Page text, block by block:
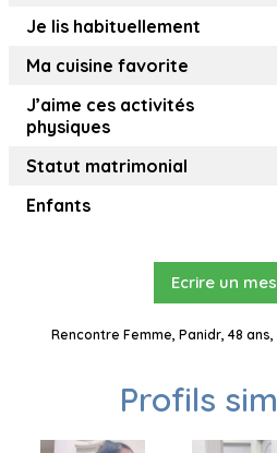
Je lis habituellement
Ma cuisine favorite
J’aime ces activités
physiques
Statut matrimonial
Enfants
Ecrire un
Rencontre Femme, Panidr, 48
Profils